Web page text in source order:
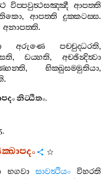
විප‍්පවුත්‍ථසඤ‍්ඤී ආපත‍්ති
, ආපත‍්ති දුක‍්කටස‍්ස.
අනාපත‍්ති.
අරුණෙ පච‍්චුද‍්ධරති,
,ඩය‍්හති, අච‍්ඡින්‍දිත්‍වා
, භික‍්ඛුසම‍්මුතියා,
.
නිට‍්ඨිතං.
භගවා සාවත්‍ථියං
විහරති